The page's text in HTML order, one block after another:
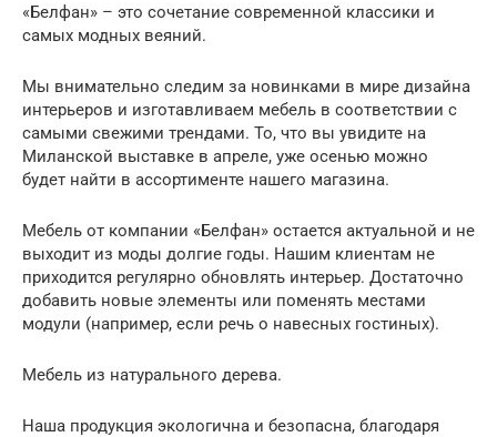
«Белфан» – это сочетание современной классики и
самых модных веяний.
Мы внимательно следим за новинками в мире дизайна
интерьеров и изготавливаем мебель в соответствии с
самыми свежими трендами. То, что вы увидите на
Миланской выставке в апреле, уже осенью можно
будет найти в ассортименте нашего магазина.
Мебель от компании «Белфан» остается актуальной и не
выходит из моды долгие годы. Нашим клиентам не
приходится регулярно обновлять интерьер. Достаточно
добавить новые элементы или поменять местами
модули (например, если речь о навесных гостиных).
Мебель из натурального дерева.
Наша продукция экологична и безопасна, благодаря